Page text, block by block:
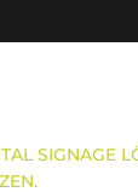
SIGNAGE